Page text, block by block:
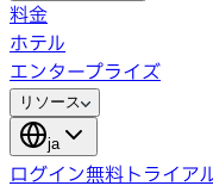
料金
ホテル
エンタープライズ
リソース
ja
ログイン無料トライア